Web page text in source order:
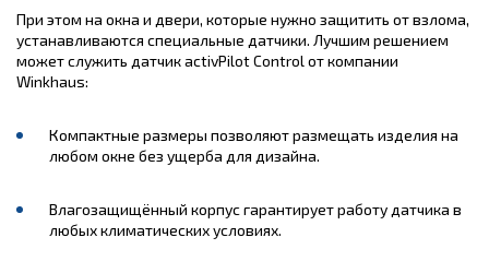
При этом на окна и двери, которые нужно защитить от взлома,
устанавливаются специальные датчики. Лучшим решением
может служить датчик activPilot Control от компании
Winkhaus:
Компактные размеры позволяют размещать изделия на
любом окне без ущерба для дизайна.
Влагозащищённый корпус гарантирует работу датчика в
любых климатических условиях.